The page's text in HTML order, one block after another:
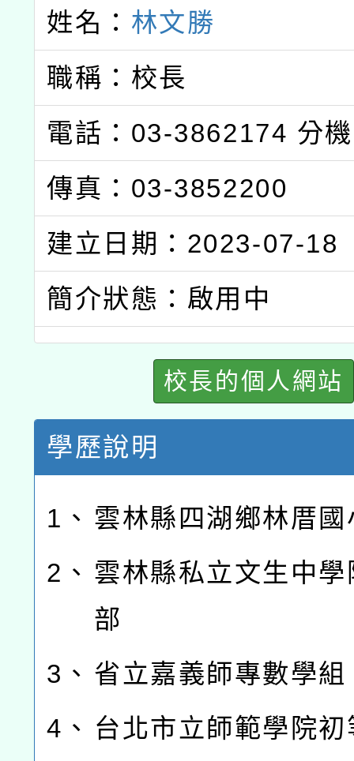
姓名： 林文勝
職稱：校長
電話：03-3862174 分
傳真：03-3852200
建立日期：2023-07-18
簡介狀態：啟用中
校長的個人網站
學歷說明
1、 雲林縣四湖鄉林厝國
2、 雲林縣私立文生中
部
3、 省立嘉義師專數學組
4、 台北市立師範學院